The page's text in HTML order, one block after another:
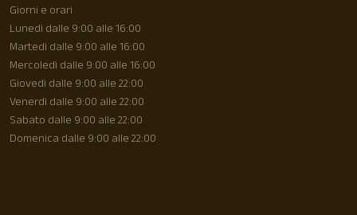
Giorni e orari
Lunedì dalle 9:00 alle 16:00
Martedì dalle 9:00 alle 16:00
Mercoledì dalle 9:00 alle 16:00
Giovedì dalle 9:00 alle 22:00
Venerdì dalle 9:00 alle 22:00
Sabato dalle 9:00 alle 22:00
Domenica dalle 9:00 alle 22:00